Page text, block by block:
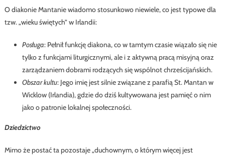
O diakonie Mantanie wiadomo stosunkowo niewiele, co jest typowe dla
tzw. „wieku świętych” w Irlandii:
Posługa: Pełnił funkcję diakona, co w tamtym czasie wiązało się nie
tylko z funkcjami liturgicznymi, ale i z aktywną pracą misyjną oraz
zarządzaniem dobrami rodzących się wspólnot chrześcijańskich.
Obszar kultu: Jego imię jest silnie związane z parafią St. Mantan w
Wicklow (Irlandia), gdzie do dziś kultywowana jest pamięć o nim
jako o patronie lokalnej społeczności.
Dziedzictwo
Mimo że postać ta pozostaje „duchownym, o którym więcej jest